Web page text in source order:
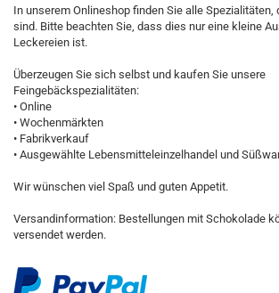
In unserem Onlineshop finden Sie alle
sind. Bitte beachten Sie, dass dies nur eine kleine
Leckereien ist.
Überzeugen Sie sich selbst und kaufen Sie unsere
Feingebäckspezialitäten:
• Online
• Wochenmärkten
• Fabrikverkauf
• Ausgewählte Lebensmitteleinzelhandel und
Wir wünschen viel Spaß und guten Appetit.
Versandinformation: Bestellungen mit Schokolade
versendet werden.